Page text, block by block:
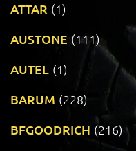
ATTAR (1)
AUSTONE (111)
AUTEL (1)
BARUM (228)
BFGOODRICH (216)